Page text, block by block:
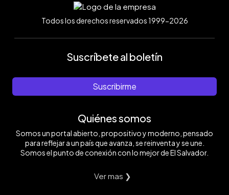
Todos los derechos reservados 1999-2026
Suscríbete al boletín
Suscribirme
Quiénes somos
Somos un portal abierto, propositivo y moderno, pensado
para reflejar a un país que avanza, se reinventa y se une.
Somos el punto de conexión con lo mejor de El Salvador.
Ver mas ❯